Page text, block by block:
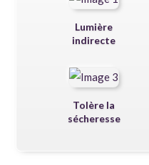
Lumière
indirecte
Tolère la
sécheresse